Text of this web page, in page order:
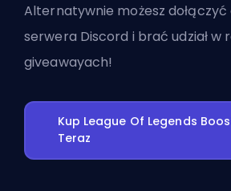
Alternatywnie możesz
serwera Discord i brać udział w
giveawayach!
Kup League Of Legends
Teraz